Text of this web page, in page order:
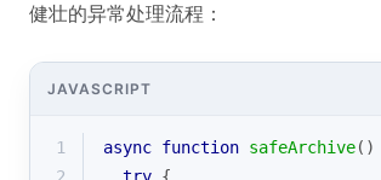
健壮的异常处理流程：
JAVASCRIPT
1 async function safeArchive( )